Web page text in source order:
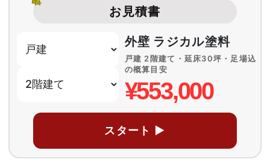
お見積書
外壁 ラジカル塗料
戸建 2階建て・延床30坪・足場込
の概算目安
¥553,000
スタート ▶